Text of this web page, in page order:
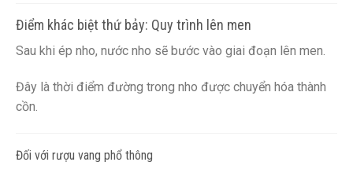
Điểm khác biệt thứ bảy: Quy trình lên men
Sau khi ép nho, nước nho sẽ bước vào giai đoạn lên men.
Đây là thời điểm đường trong nho được chuyển hóa thành
cồn.
Đối với rượu vang phổ thông